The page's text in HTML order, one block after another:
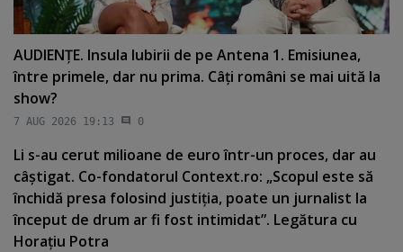
AUDIENŢE. Insula Iubirii de pe Antena 1. Emisiunea,
între primele, dar nu prima. Câţi români se mai uită la
show?
7 AUG 2026 19:13 0
Li s-au cerut milioane de euro într-un proces, dar au
câştigat. Co-fondatorul Context.ro: „Scopul este să
închidă presa folosind justiţia, poate un jurnalist la
început de drum ar fi fost intimidat”. Legătura cu
Horaţiu Potra